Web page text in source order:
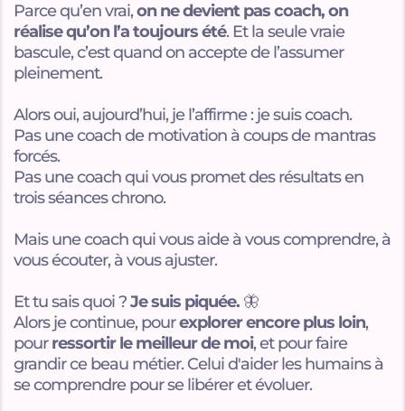
Parce qu’en vrai,on ne devient pas coach, on
réalise qu’on l’a toujours été. Et la seule vraie
bascule, c’est quand on accepte de l’assumer
pleinement.
Alors oui, aujourd’hui, je l’affirme : je suis coach.
Pas une coach de motivation à coups de mantras
forcés.
Pas une coach qui vous promet des résultats en
trois séances chrono.
Mais une coach qui vous aide à vous comprendre, à
vous écouter, à vous ajuster.
Et tu sais quoi ?Je suis piquée. 🦋
Alors je continue, pourexplorer encore plus loin,
pourressortir le meilleur de moi, et pour faire
grandir ce beau métier. Celui d'aider les humains à
se comprendre pour se libérer et évoluer.